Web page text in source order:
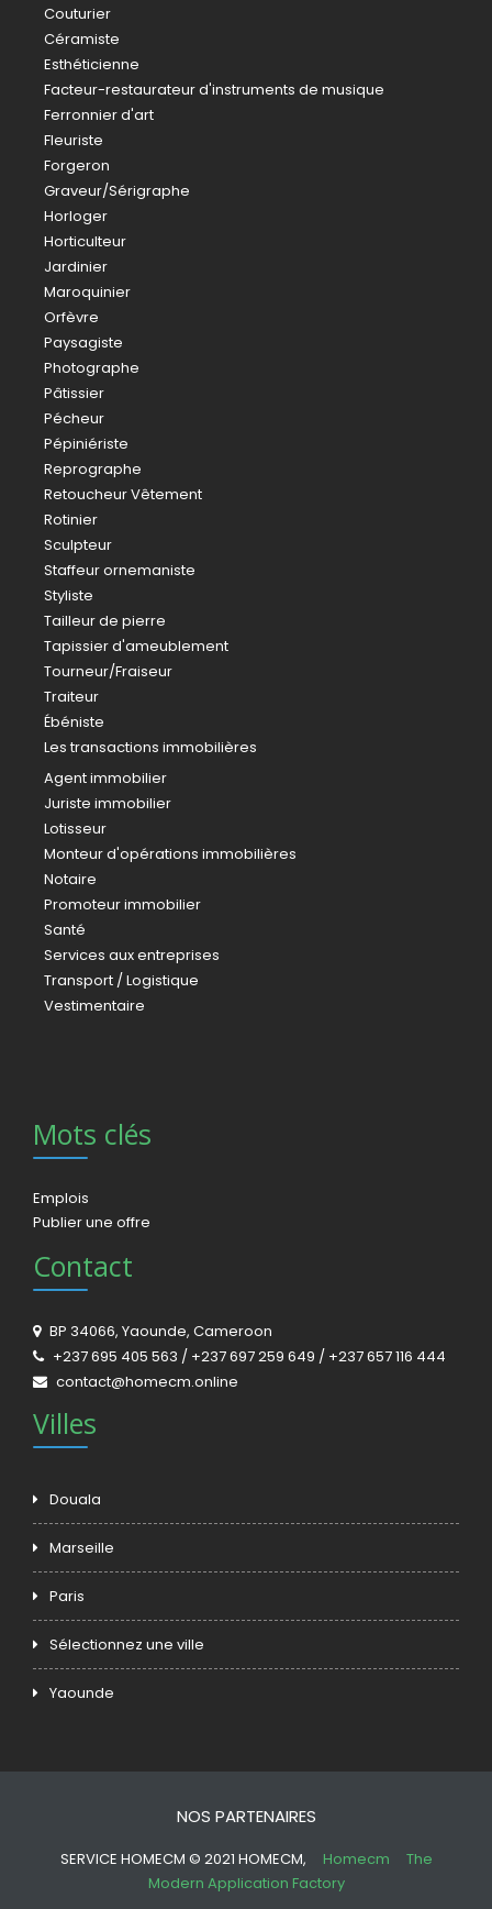
Couturier
Céramiste
Esthéticienne
Facteur-restaurateur d'instruments de musique
Ferronnier d'art
Fleuriste
Forgeron
Graveur/Sérigraphe
Horloger
Horticulteur
Jardinier
Maroquinier
Orfèvre
Paysagiste
Photographe
Pâtissier
Pécheur
Pépiniériste
Reprographe
Retoucheur Vêtement
Rotinier
Sculpteur
Staffeur ornemaniste
Styliste
Tailleur de pierre
Tapissier d'ameublement
Tourneur/Fraiseur
Traiteur
Ébéniste
Les transactions immobilières
Agent immobilier
Juriste immobilier
Lotisseur
Monteur d'opérations immobilières
Notaire
Promoteur immobilier
Santé
Services aux entreprises
Transport / Logistique
Vestimentaire
Mots clés
Emplois
Publier une offre
Contact
BP 34066, Yaounde, Cameroon
+237 695 405 563 / +237 697 259 649 / +237 657 116 444
contact@homecm.online
Villes
Douala
Marseille
Paris
Sélectionnez une ville
Yaounde
NOS PARTENAIRES
SERVICE HOMECM © 2021 HOMECM, Homecm
The
Modern Application Factory